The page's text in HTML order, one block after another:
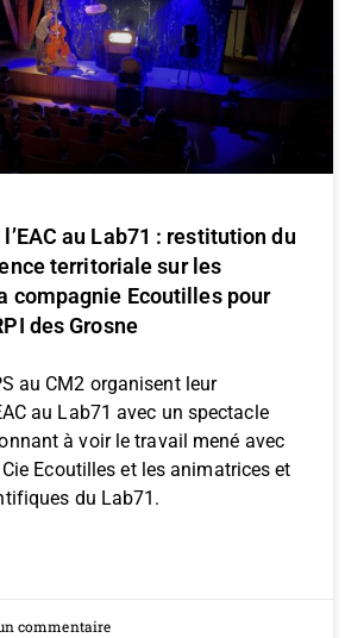
au Lab71 : restitution du
territoriale sur les
compagnie Ecoutilles pour
des Grosne
au CM2 organisent leur
au Lab71 avec un spectacle
à voir le travail mené avec
Ecoutilles et les animatrices et
du Lab71.
commentaire